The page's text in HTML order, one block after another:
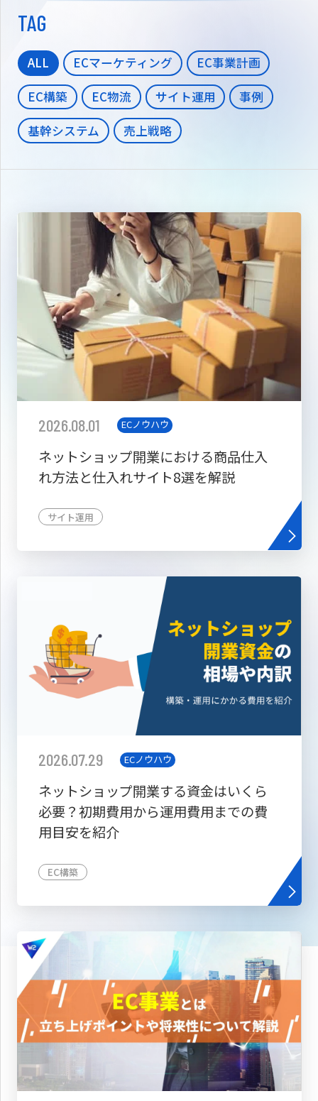
TAG
ALL ECマーケティング
EC事業計画
EC構築
EC物流 サイト運用
事例
基幹システム
売上戦略
2026.08.01 ECノウハウ
ネットショップ開業における商品仕入
れ方法と仕入れサイト8選を解説
サイト運用
2026.07.29 ECノウハウ
ネットショップ開業する資金はいくら
必要？初期費用から運用費用までの費
用目安を紹介
EC構築